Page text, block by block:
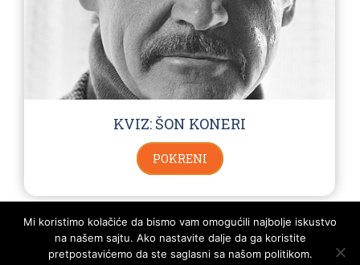
KVIZ: ŠON KONERI
POKRENI
POLITIKA PRIVATNOSTI I PRAVILA KORIŠTENJA KONTAKT SVA PRAVA ZADRŽANA - KVIZOMAN
Mi koristimo kolačiće da bismo vam omogućili najbolje iskustvo
na našem sajtu. Ako nastavite dalje da ga koristite
pretpostavićemo da ste saglasni sa našom politikom.